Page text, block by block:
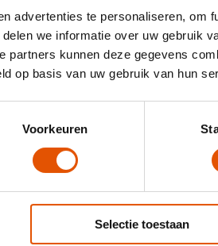
advertenties te personaliseren, om
we informatie over uw gebruik
partners kunnen deze gegevens
op basis van uw gebruik van hun
Voorkeuren
Selectie toestaan
afhankelijk van accu‑grootte en
in zijn klasse, ideaal voor zakelijke
zijn, regelmatig langere